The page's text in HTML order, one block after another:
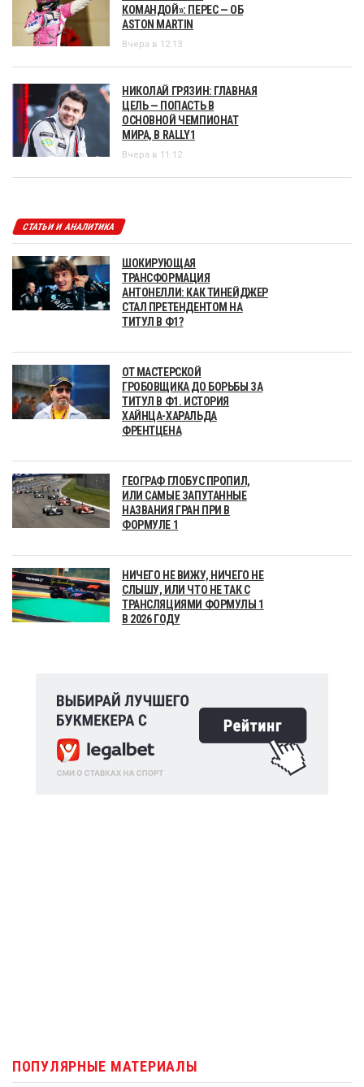
КОМАНДОЙ»: ПЕРЕС — ОБ
ASTON MARTIN
Вчера в 12:13
НИКОЛАЙ ГРЯЗИН: ГЛАВНАЯ
ЦЕЛЬ — ПОПАСТЬ В
ОСНОВНОЙ ЧЕМПИОНАТ
МИРА, В RALLY1
Вчера в 11:12
СТАТЬИ И АНАЛИТИКА
ШОКИРУЮЩАЯ
ТРАНСФОРМАЦИЯ
АНТОНЕЛЛИ: КАК ТИНЕЙДЖЕР
СТАЛ ПРЕТЕНДЕНТОМ НА
ТИТУЛ В Ф1?
ОТ МАСТЕРСКОЙ
ГРОБОВЩИКА ДО БОРЬБЫ ЗА
ТИТУЛ В Ф1. ИСТОРИЯ
ХАЙНЦА-ХАРАЛЬДА
ФРЕНТЦЕНА
ГЕОГРАФ ГЛОБУС ПРОПИЛ,
ИЛИ САМЫЕ ЗАПУТАННЫЕ
НАЗВАНИЯ ГРАН ПРИ В
ФОРМУЛЕ 1
НИЧЕГО НЕ ВИЖУ, НИЧЕГО НЕ
СЛЫШУ, ИЛИ ЧТО НЕ ТАК С
ТРАНСЛЯЦИЯМИ ФОРМУЛЫ 1
В 2026 ГОДУ
ПОПУЛЯРНЫЕ МАТЕРИАЛЫ